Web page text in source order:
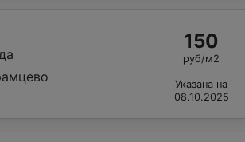
150
руб/м2
Указана на
08.10.2025